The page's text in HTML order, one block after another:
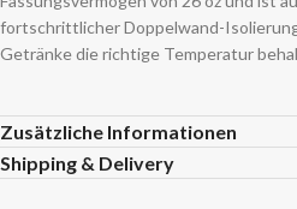
fortschrittlicher Doppelwand-
Getränke die richtige Temperatur
Zusätzliche Informationen
Shipping & Delivery